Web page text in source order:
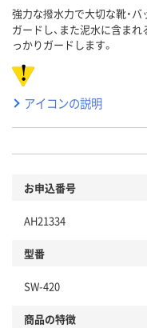
強力な撥水力で大切な靴・バ
ガードし、また泥水に含ま
っかりガードします。
アイコンの説明
お申込番号
AH21334
型番
SW-420
商品の特徴